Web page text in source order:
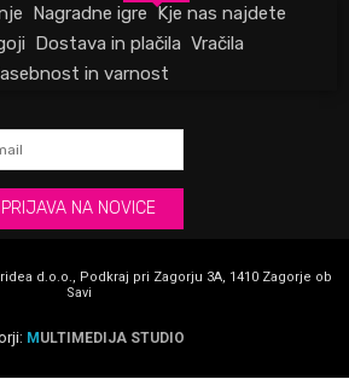
Nagradne igre Kje nas najdete
Dostava in plačila Vračila
in varnost
PRIJAVA NA NOVICE
d.o.o., Podkraj pri Zagorju 3A, 1410 Zagorje ob
Savi
M ULTIMEDIJA STUDIO